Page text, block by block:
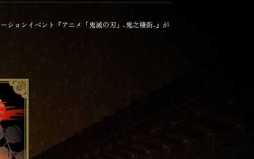
ションイベント『アニメ「鬼滅の刃」-鬼之棲街-』が